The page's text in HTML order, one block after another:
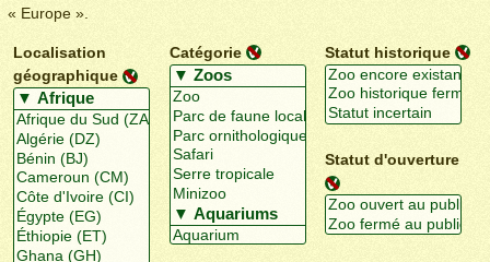
« Europe ».
Localisation
géographique
Catégorie Statut historique
Statut d'ouverture